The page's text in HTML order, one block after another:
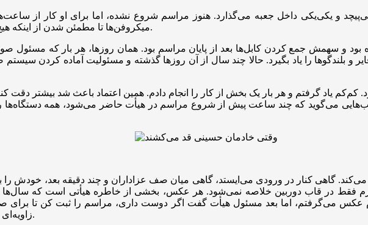
می‌پیچد و یکی‌یکی داخل جعبه می‌گذارد. هنوز مراسم شروع نشده، اما برای او کار از
میکروفن‌ها تا مطمئن شدن از اینکه هیچ سیمی زیر پای عزاداران نماند شروع شده است.
بود و سهمش جمع کردن کابل‌ها بعد از پایان مراسم بود. همان روزها، هر بار که
و بلندگوها را یاد بگیرد. حالا چند سال از آن روزها گذشته و مسئولیت آماده کردن
یاد گرفتم و هر بار یک بخش از کار را انجام دادم. همین اعتماد باعث شد بیشتر دقت
می‌گوید که چند ساعت پیش از شروع مراسم در هیأت حاضر می‌شود، همه دستگاه‌ها را
عوض می‌کند. گاهی کنار در ورودی می‌ایستد، گاهی میان صف عزاداران و چند دقیقه بعد، خودش را
فقط در قاب دوربین خلاصه نمی‌شود. هر عکس، بخشی از خاطره هیأتی است که
می‌گرفتم، اما بعد مسئول هیأت گفت اگر دوست داری، مراسم را ثبت کن تا برای
زاویه‌ای عکس بگیرم یا کدام لحظه ارزش ثبت کردن دارد.